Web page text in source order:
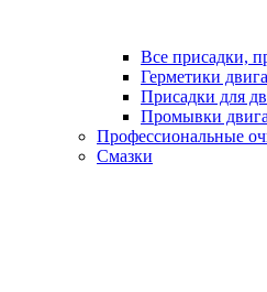
Все присадки,
Герметики
Присадки для
Промывки
Профессиональные
Смазки